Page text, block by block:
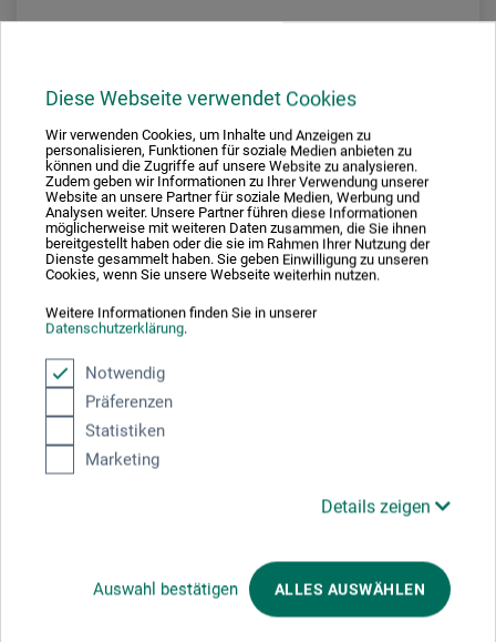
Diese Webseite verwendet Cookies
Wir verwenden Cookies, um Inhalte und Anzeigen zu
personalisieren, Funktionen für soziale Medien anbieten zu
können und die Zugriffe auf unsere Website zu analysieren.
Zudem geben wir Informationen zu Ihrer Verwendung unserer
Website an unsere Partner für soziale Medien, Werbung und
Analysen weiter. Unsere Partner führen diese Informationen
möglicherweise mit weiteren Daten zusammen, die Sie ihnen
bereitgestellt haben oder die sie im Rahmen Ihrer Nutzung der
Dienste gesammelt haben. Sie geben Einwilligung zu unseren
Cookies, wenn Sie unsere Webseite weiterhin nutzen.
Weitere Informationen finden Sie in unserer
Datenschutzerklärung.
Notwendig
Präferenzen
Statistiken
Marketing
Details zeigen
Auswahl bestätigen ALLES AUSWÄHLEN
zzgl. Versandkosten
1
Ausgezeichnet sicher